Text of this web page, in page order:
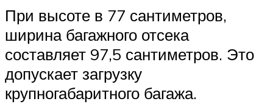
При высоте в 77 сантиметров,
ширина багажного отсека
составляет 97,5 сантиметров. Это
допускает загрузку
крупногабаритного багажа.